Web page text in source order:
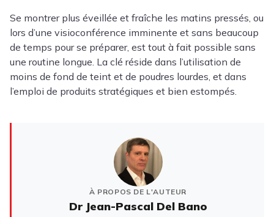
Se montrer plus éveillée et fraîche les matins pressés, ou
lors d’une visioconférence imminente et sans beaucoup
de temps pour se préparer, est tout à fait possible sans
une routine longue. La clé réside dans l’utilisation de
moins de fond de teint et de poudres lourdes, et dans
l’emploi de produits stratégiques et bien estompés.
À PROPOS DE L'AUTEUR
Dr Jean-Pascal Del Bano